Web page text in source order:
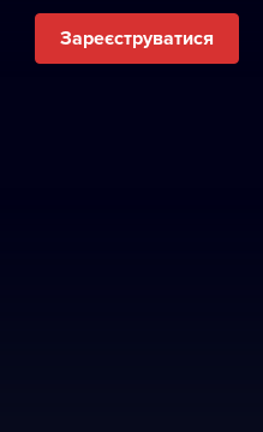
Зареєструватися